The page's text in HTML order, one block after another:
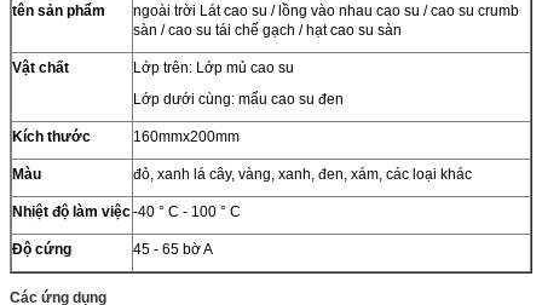
tên sản phẩm
ngoài trời Lát cao su / lồng vào nhau cao su / cao su crumb
sàn / cao su tái chế gạch / hạt cao su sàn
Vật chất
Lớp trên: Lớp mủ cao su
Lớp dưới cùng: mẩu cao su đen
Kích thước 160mmx200mm
Màu đỏ, xanh lá cây, vàng, xanh, đen, xám, các loại khác
Nhiệt độ làm việc-40 ° C - 100 ° C
Độ cứng 45 - 65 bờ A
Các ứng dụng